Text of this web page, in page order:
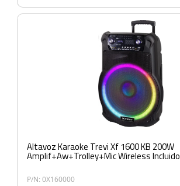
Altavoz Karaoke Trevi Xf 1600 KB 200W
Amplif+Aw+Trolley+Mic Wireless Incluido
P/N: 0X160000